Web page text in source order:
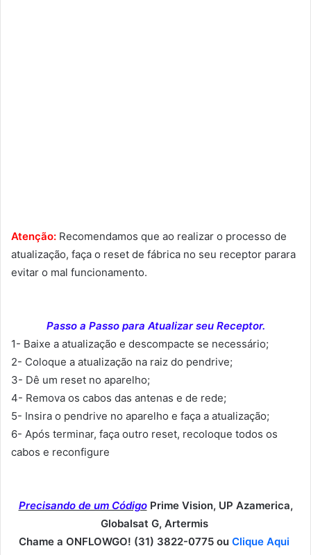
Atenção: Recomendamos que ao realizar o processo de
atualização, faça o reset de fábrica no seu receptor parara
evitar o mal funcionamento.
Passo a Passo para Atualizar seu Receptor.
1- Baixe a atualização e descompacte se necessário;
2- Coloque a atualização na raiz do pendrive;
3- Dê um reset no aparelho;
4- Remova os cabos das antenas e de rede;
5- Insira o pendrive no aparelho e faça a atualização;
6- Após terminar, faça outro reset, recoloque todos os
cabos e reconfigure
Precisando de um Código Prime Vision, UP Azamerica,
Globalsat G, Artermis
Chame a ONFLOWGO! (31) 3822-0775 ou Clique Aqui